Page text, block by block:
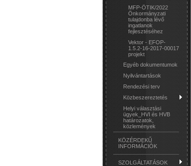
MFP-ÖTIK/2022
Önkormányzati
tulajdonba lévő
ingatlanok
fejlesztéséhez
Vektor - EFOP-
1.5.2-16-2017-00017
projekt
Egyéb dokumentumok
Nyilvántartások
Rendezési terv
Közbeszereztetés
Helyi választási
ügyek_HVI és HVB
határozatok,
közlemények
KÖZÉRDEKŰ
INFORMÁCIÓK
SZOLGÁLTATÁSOK